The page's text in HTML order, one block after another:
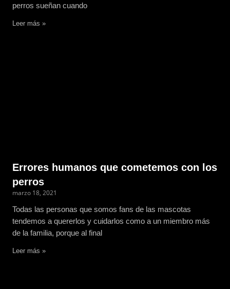
perros sueñan cuando
Leer más »
Errores humanos que cometemos con los
perros
marzo 18, 2021
Todas las personas que somos fans de las mascotas
tendemos a quererlos y cuidarlos como a un miembro más
de la familia, porque al final
Leer más »